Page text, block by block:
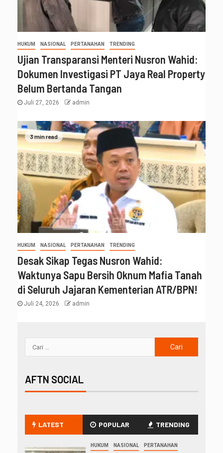
HUKUM NASIONAL PERTANAHAN TRENDING
Ujian Transparansi Menteri Nusron Wahid:
Dokumen Investigasi PT Jaya Real Property
Belum Bertanda Tangan
Juli 27, 2026 admin
3 min read
HUKUM NASIONAL PERTANAHAN TRENDING
Desak Sikap Tegas Nusron Wahid:
Waktunya Sapu Bersih Oknum Mafia Tanah
di Seluruh Jajaran Kementerian ATR/BPN!
Juli 24, 2026 admin
AFTN SOCIAL
LATEST POPULAR TRENDING
HUKUM NASIONAL PERTANAHAN